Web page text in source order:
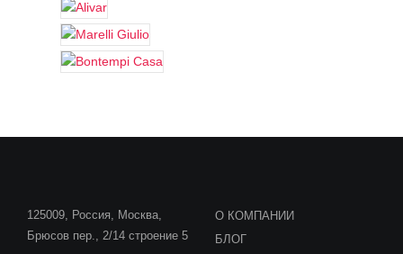
125009, Россия, Москва,
Брюсов пер., 2/14 строение 5
О КОМПАНИИ
БЛОГ